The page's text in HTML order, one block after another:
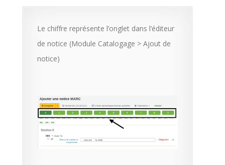
Le chiffre représente l’onglet dans l’éditeur
de notice (Module Catalogage > Ajout de
notice)